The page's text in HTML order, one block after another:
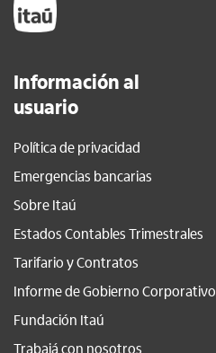
Información al
usuario
Política de privacidad
Emergencias bancarias
Sobre Itaú
Estados Contables Trimestrales
Tarifario y Contratos
Informe de Gobierno Corporativo
Fundación Itaú
Trabajá con nosotros